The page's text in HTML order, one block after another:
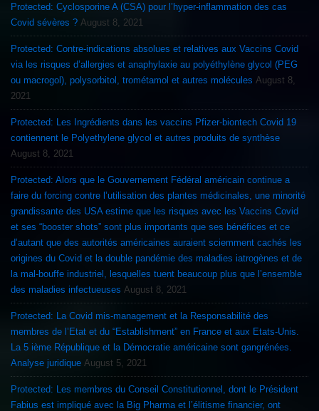
Protected: Cyclosporine A (CSA) pour l’hyper-inflammation des cas
Covid sévères ? August 8, 2021
Protected: Contre-indications absolues et relatives aux Vaccins Covid
via les risques d’allergies et anaphylaxie au polyéthylène glycol (PEG
ou macrogol), polysorbitol, trométamol et autres molécules August 8,
2021
Protected: Les Ingrédients dans les vaccins Pfizer-biontech Covid 19
contiennent le Polyethylene glycol et autres produits de synthèse
August 8, 2021
Protected: Alors que le Gouvernement Fédéral américain continue a
faire du forcing contre l’utilisation des plantes médicinales, une minorité
grandissante des USA estime que les risques avec les Vaccins Covid
et ses “booster shots” sont plus importants que ses bénéfices et ce
d’autant que des autorités américaines auraient sciemment cachés les
origines du Covid et la double pandémie des maladies iatrogènes et de
la mal-bouffe industriel, lesquelles tuent beaucoup plus que l’ensemble
des maladies infectueuses August 8, 2021
Protected: La Covid mis-management et la Responsabilité des
membres de l’Etat et du “Establishment” en France et aux Etats-Unis.
La 5 ième République et la Démocratie américaine sont gangrénées.
Analyse juridique August 5, 2021
Protected: Les membres du Conseil Constitutionnel, dont le Président
Fabius est impliqué avec la Big Pharma et l’élitisme financier, ont